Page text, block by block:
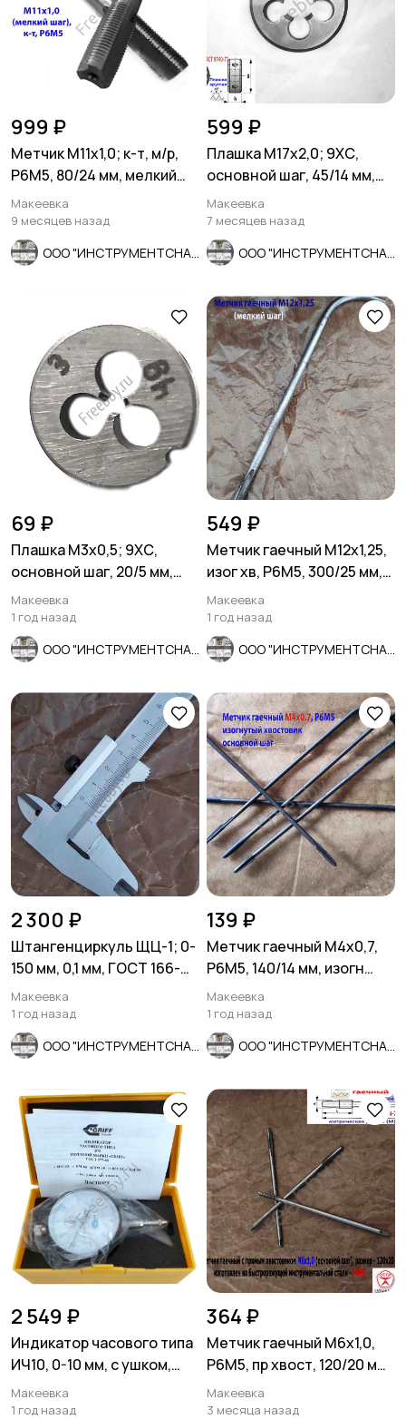
999 ₽
Метчик М11х1,0; к-т, м/р,
Р6М5, 80/24 мм, мелкий
шаг, ГОСТ 3266-81, ис
Макеевка
9 месяцев назад
599 ₽
Плашка М17х2,0; 9ХС,
основной шаг, 45/14 мм,
ГОСТ 7740-71.
Макеевка
7 месяцев назад
69 ₽
Плашка М3х0,5; 9ХС,
основной шаг, 20/5 мм,
ГОСТ 7740-71, СССР.
Макеевка
1 год назад
549 ₽
Метчик гаечный М12х1,25,
изог хв, Р6М5, 300/25 мм,
мелкий шаг, СССР.
Макеевка
1 год назад
2 300 ₽
Штангенциркуль ЩЦ-1; 0-
150 мм, 0,1 мм, ГОСТ 166-
80, Ставрополь.
Макеевка
1 год назад
139 ₽
Метчик гаечный М4х0,7,
Р6М5, 140/14 мм, изогн
хвост, основной шаг, ССС
Макеевка
1 год назад
2 549 ₽
Индикатор часового типа
ИЧ10, 0-10 мм, с ушком,
0,01 мм, класс 1.
Макеевка
1 год назад
364 ₽
Метчик гаечный М6х1,0,
Р6М5, пр хвост, 120/20 мм,
осн шаг, 2640-0053,
СССР.
Макеевка
3 месяца назад